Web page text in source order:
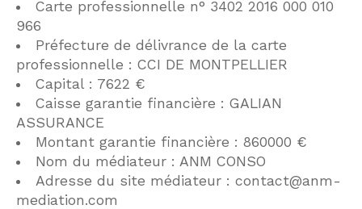
Carte professionnelle n° 3402 2016 000 010
966
Préfecture de délivrance de la carte
professionnelle : CCI DE MONTPELLIER
Capital : 7622 €
Caisse garantie financière : GALIAN
ASSURANCE
Montant garantie financière : 860000 €
Nom du médiateur : ANM CONSO
Adresse du site médiateur : contact@anm-
mediation.com
Pièces
Pièces
Référence
AFFINER LES CRITÈRES
TERRASSE PARKING PISCINE